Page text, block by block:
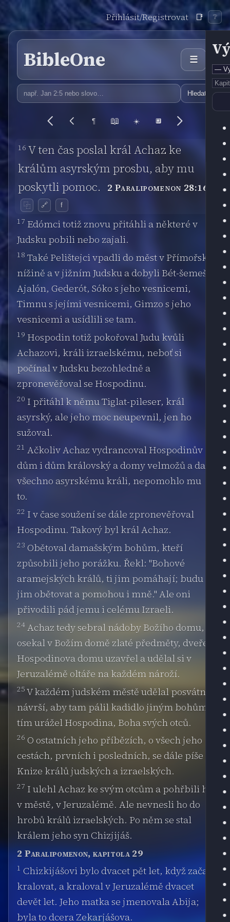
Přihlásit/Registrovat 📑 ❔
BibleOne ☰
Hledat
¶ 📖 ☀️ 🔲
16 V ten čas poslal král Achaz ke
králům asyrským prosbu, aby mu
poskytli pomoc.
2 Paralipomenon 28:16
⿻ 🔗 f
17 Edómci totiž znovu přitáhli a některé v
Judsku pobili nebo zajali.
18 Také Pelištejci vpadli do měst v Přímořské
nížině a v jižním Judsku a dobyli Bét-šemeš,
Ajalón, Gederót, Sóko s jeho vesnicemi,
Timnu s jejími vesnicemi, Gimzo s jeho
vesnicemi a usídlili se tam.
19 Hospodin totiž pokořoval Judu kvůli
Achazovi, králi izraelskému, neboť si
počínal v Judsku bezohledně a
zpronevěřoval se Hospodinu.
20 I přitáhl k němu Tiglat-pileser, král
asyrský, ale jeho moc neupevnil, jen ho
sužoval.
21 Ačkoliv Achaz vydrancoval Hospodinův
dům i dům královský a domy velmožů a dal
všechno asyrskému králi, nepomohlo mu
to.
22 I v čase soužení se dále zpronevěřoval
Hospodinu. Takový byl král Achaz.
23 Obětoval damašským bohům, kteří
způsobili jeho porážku. Řekl: "Bohové
aramejských králů, ti jim pomáhají; budu
jim obětovat a pomohou i mně." Ale oni
přivodili pád jemu i celému Izraeli.
24 Achaz tedy sebral nádoby Božího domu,
osekal v Božím domě zlaté předměty, dveře
Hospodinova domu uzavřel a udělal si v
Jeruzalémě oltáře na každém nároží.
25 V každém judském městě udělal posvátná
návrší, aby tam pálil kadidlo jiným bohům;
tím urážel Hospodina, Boha svých otců.
26 O ostatních jeho příbězích, o všech jeho
cestách, prvních i posledních, se dále píše v
Knize králů judských a izraelských.
27 I ulehl Achaz ke svým otcům a pohřbili ho
v městě, v Jeruzalémě. Ale nevnesli ho do
hrobů králů izraelských. Po něm se stal
králem jeho syn Chizjijáš.
2 Paralipomenon, kapitola 29
1 Chizkijášovi bylo dvacet pět let, když začal
kralovat, a kraloval v Jeruzalémě dvacet
devět let. Jeho matka se jmenovala Abija;
byla to dcera Zekarjášova.